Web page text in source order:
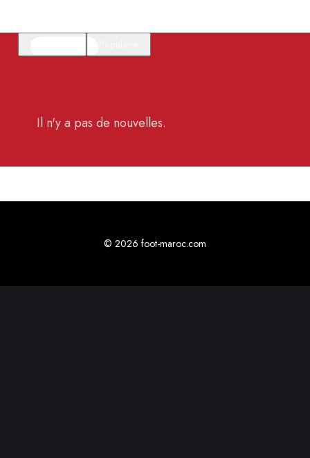
Il n'y a pas de nouvelles.
© 2026 foot-maroc.com